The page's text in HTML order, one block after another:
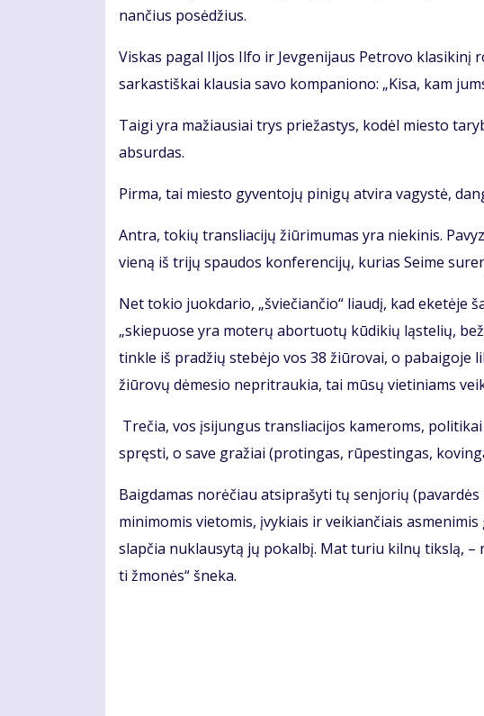
nan­čius po­sė­džius.
Vis­kas pa­gal Il­jos Il­fo ir Jev­ge­ni­jaus Pet­ro­vo kla­si­ki­nį
sar­kas­tiš­kai klau­sia sa­vo kom­pa­nio­no: „Ki­sa, kam
Tai­gi yra ma­žiau­siai trys prie­žas­tys, ko­dėl mies­to
ab­sur­das.
Pir­ma, tai mies­to gy­ven­to­jų pi­ni­gų at­vi­ra va­gys­tė,
An­tra, to­kių tran­slia­ci­jų žiū­ri­mu­mas yra nie­ki­nis.
vie­ną iš tri­jų spau­dos kon­fe­ren­ci­jų, ku­rias Sei­me
Net to­kio juok­da­rio, „švie­čian­čio“ liau­dį, kad eke­tė­je
„skie­puo­se yra mo­te­rų abor­tuo­tų kū­di­kių ląs­te­lių,
tin­kle iš pra­džių ste­bė­jo vos 38 žiū­ro­vai, o pa­bai­go­je
žiū­ro­vų dė­me­sio ne­pri­trau­kia, tai mū­sų vie­ti­niams
Tre­čia, vos įsi­jun­gus tran­slia­ci­jos ka­me­roms,
spręs­ti, o sa­ve gra­žiai (pro­tin­gas, rū­pes­tin­gas,
Baig­da­mas no­rė­čiau at­si­pra­šy­ti tų sen­jo­rių
mi­ni­mo­mis vie­to­mis, įvy­kiais ir vei­kian­čiais
slap­čia nu­klau­sy­tą jų po­kal­bį. Mat tu­riu kil­nų tiks­lą,
ti žmo­nės“ šne­ka.